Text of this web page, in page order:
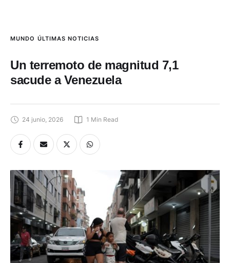
MUNDO ÚLTIMAS NOTICIAS
Un terremoto de magnitud 7,1
sacude a Venezuela
24 junio, 2026 1 Min Read